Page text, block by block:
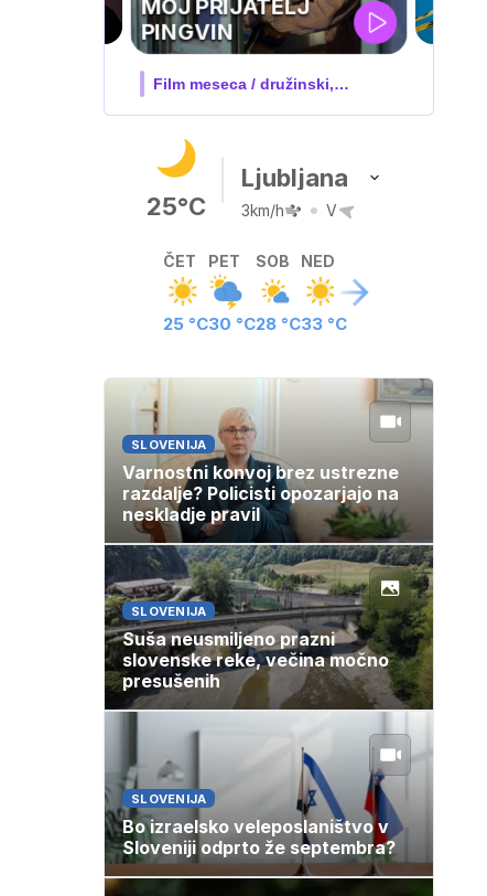
IQ 160
Nova hrvaška serija
25°C
Ljubljana
3km/h V
ČET
25 °C
PET
30 °C
SOB
28 °C
NED
33 °C
SLOVENIJA
Varnostni konvoj brez ustrezne
razdalje? Policisti opozarjajo na
neskladje pravil
SLOVENIJA
Suša neusmiljeno prazni
slovenske reke, večina močno
presušenih
SLOVENIJA
Bo izraelsko veleposlaništvo v
Sloveniji odprto že septembra?